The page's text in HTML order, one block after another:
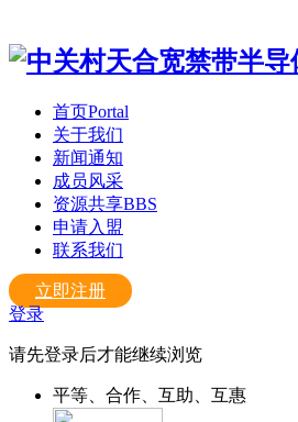
首页Portal
关于我们
新闻通知
成员风采
资源共享BBS
申请入盟
联系我们
立即注册
登录
请先登录后才能继续浏览
平等、合作、互助、互惠